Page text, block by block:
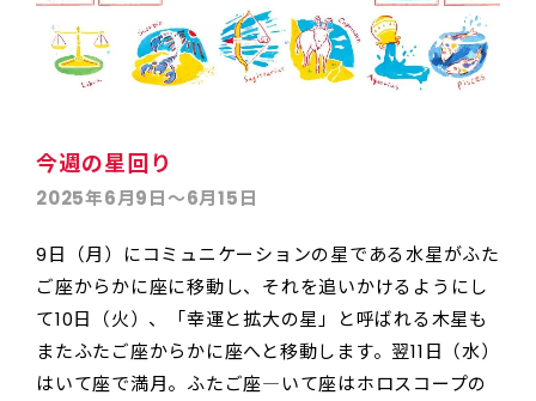
今週の星回り
2025年6月9日〜6月15日
9日（月）にコミュニケーションの星である水星がふた
ご座からかに座に移動し、それを追いかけるようにし
て10日（火）、「幸運と拡大の星」と呼ばれる木星も
またふたご座からかに座へと移動します。翌11日（水）
はいて座で満月。ふたご座―いて座はホロスコープの